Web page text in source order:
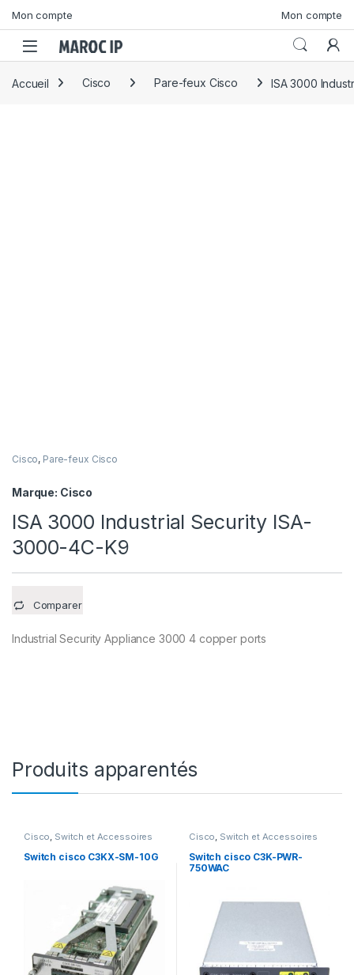
Mon compte Mon compte
Accueil Cisco Pare-feux Cisco ISA 3000
Cisco, Pare-feux Cisco
Marque: Cisco
ISA 3000 Industrial Security ISA-
3000-4C-K9
Comparer
Industrial Security Appliance 3000 4 copper ports
Produits apparentés
Cisco, Switch et Accessoires
Switch cisco C3KX-SM-10G
Cisco, Switch et Accessoires
Switch cisco C3K-PWR-
750WAC